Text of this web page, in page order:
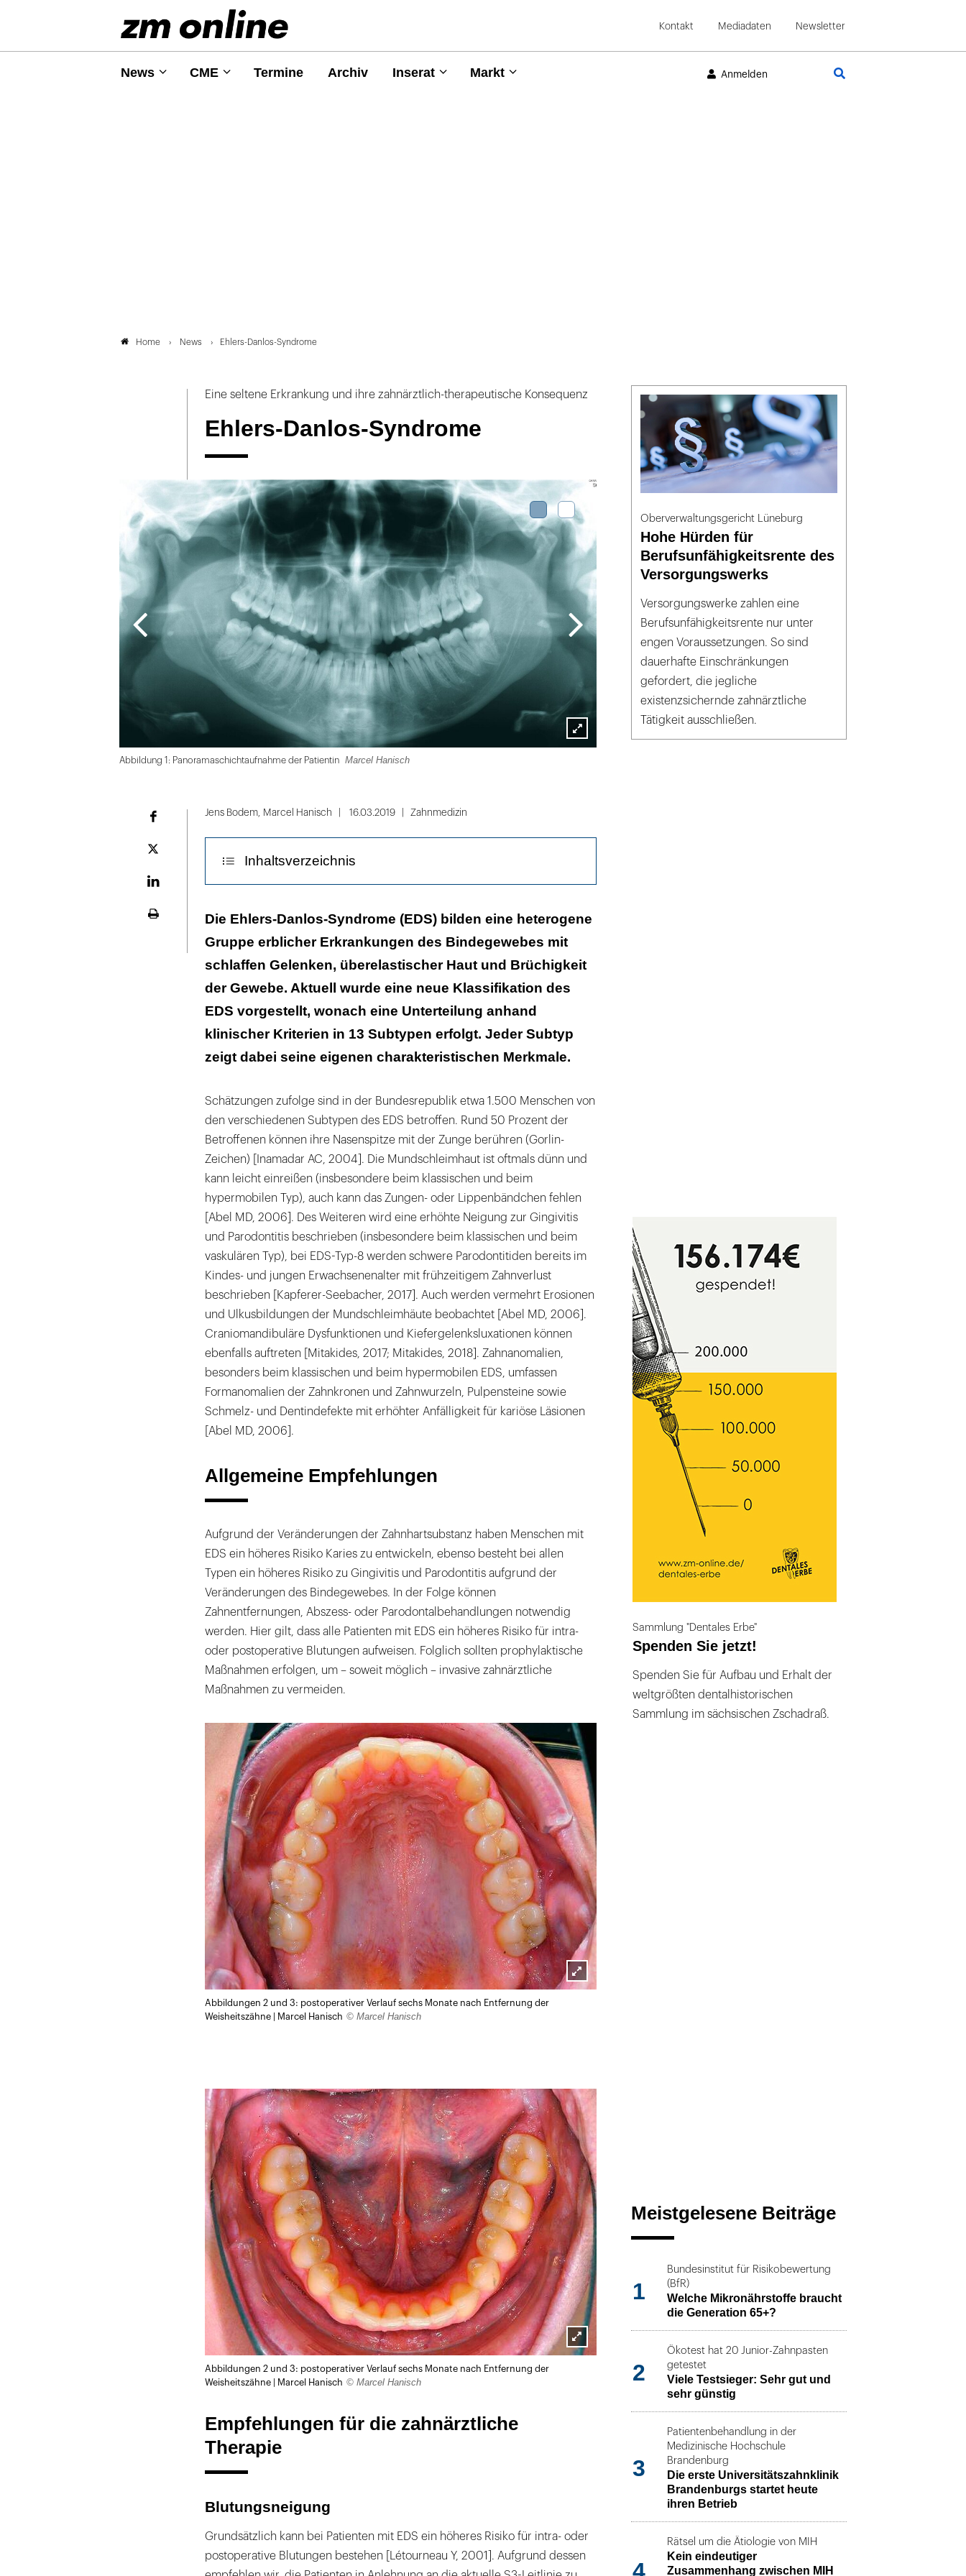
Kontakt Mediadaten Newsletter
News CME Termine Archiv Inserat Markt Anmelden
Home News Ehlers-Danlos-Syndrome
Eine seltene Erkrankung und ihre zahnärztlich-therapeutische Konsequenz
Ehlers-Danlos-Syndrome
Lightbox
Abbildung 1: Panoramaschichtaufnahme der Patientin Marcel Hanisch
Plattform
Jens Bodem, Marcel Hanisch 16.03.2019 Zahnmedizin
Inhaltsverzeichnis
Allgemeine Empfehlungen
Empfehlungen für die zahnärztliche Therapie
Klinischer Fall
Literaturliste
Die Ehlers-Danlos-Syndrome (EDS) bilden eine heterogene
Gruppe erblicher Erkrankungen des Bindegewebes mit
schlaffen Gelenken, überelastischer Haut und Brüchigkeit
der Gewebe. Aktuell wurde eine neue Klassifikation des
EDS vorgestellt, wonach eine Unterteilung anhand
klinischer Kriterien in 13 Subtypen erfolgt. Jeder Subtyp
zeigt dabei seine eigenen charakteristischen Merkmale.
Schätzungen zufolge sind in der Bundesrepublik etwa 1.500 Menschen von
den verschiedenen Subtypen des EDS betroffen. Rund 50 Prozent der
Betroffenen können ihre Nasenspitze mit der Zunge berühren (Gorlin-
Zeichen) [Inamadar AC, 2004]. Die Mundschleimhaut ist oftmals dünn und
kann leicht einreißen (insbesondere beim klassischen und beim
hypermobilen Typ), auch kann das Zungen- oder Lippenbändchen fehlen
[Abel MD, 2006]. Des Weiteren wird eine erhöhte Neigung zur Gingivitis
und Parodontitis beschrieben (insbesondere beim klassischen und beim
vaskulären Typ), bei EDS-Typ-8 werden schwere Parodontitiden bereits im
Kindes- und jungen Erwachsenenalter mit frühzeitigem Zahnverlust
beschrieben [Kapferer-Seebacher, 2017]. Auch werden vermehrt Erosionen
und Ulkusbildungen der Mundschleimhäute beobachtet [Abel MD, 2006].
Craniomandibuläre Dysfunktionen und Kiefergelenksluxationen können
ebenfalls auftreten [Mitakides, 2017; Mitakides, 2018]. Zahnanomalien,
besonders beim klassischen und beim hypermobilen EDS, umfassen
Formanomalien der Zahnkronen und Zahnwurzeln, Pulpensteine sowie
Schmelz- und Dentindefekte mit erhöhter Anfälligkeit für kariöse Läsionen
[Abel MD, 2006].
Allgemeine Empfehlungen
Aufgrund der Veränderungen der Zahnhartsubstanz haben Menschen mit
EDS ein höheres Risiko Karies zu entwickeln, ebenso besteht bei allen
Typen ein höheres Risiko zu Gingivitis und Parodontitis aufgrund der
Veränderungen des Bindegewebes. In der Folge können
Zahnentfernungen, Abszess- oder Parodontalbehandlungen notwendig
werden. Hier gilt, dass alle Patienten mit EDS ein höheres Risiko für intra-
oder postoperative Blutungen aufweisen. Folglich sollten prophylaktische
Maßnahmen erfolgen, um – soweit möglich – invasive zahnärztliche
Maßnahmen zu vermeiden.
Lightbox
Abbildungen 2 und 3: postoperativer Verlauf sechs Monate nach Entfernung der
Weisheitszähne | Marcel Hanisch © Marcel Hanisch
Lightbox
Abbildungen 2 und 3: postoperativer Verlauf sechs Monate nach Entfernung der
Weisheitszähne | Marcel Hanisch © Marcel Hanisch
Empfehlungen für die zahnärztliche
Therapie
Blutungsneigung
Grundsätzlich kann bei Patienten mit EDS ein höheres Risiko für intra- oder
postoperative Blutungen bestehen [Létourneau Y, 2001]. Aufgrund dessen
Oberverwaltungsgericht Lüneburg
Hohe Hürden für
Berufsunfähigkeitsrente des
Versorgungswerks
Versorgungswerke zahlen eine
Berufsunfähigkeitsrente nur unter
engen Voraussetzungen. So sind
dauerhafte Einschränkungen
gefordert, die jegliche
existenzsichernde zahnärztliche
Tätigkeit ausschließen.
Sammlung "Dentales Erbe"
Spenden Sie jetzt!
Spenden Sie für Aufbau und Erhalt der
weltgrößten dentalhistorischen
Sammlung im sächsischen Zschadraß.
Meistgelesene Beiträge
1
Bundesinstitut für Risikobewertung
(BfR)
Welche Mikronährstoffe braucht
die Generation 65+?
2
Ökotest hat 20 Junior-Zahnpasten
getestet
Viele Testsieger: Sehr gut und
sehr günstig
3
Patientenbehandlung in der
Medizinische Hochschule
Brandenburg
Die erste Universitätszahnklinik
Brandenburgs startet heute
ihren Betrieb
4
Rätsel um die Ätiologie von MIH
Kein eindeutiger
Zusammenhang zwischen MIH